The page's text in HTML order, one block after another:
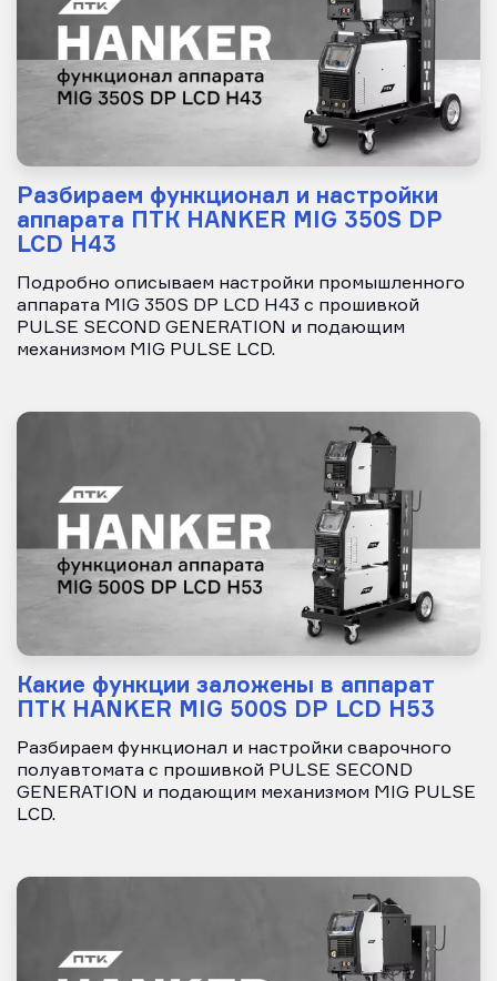
Разбираем функционал и настройки
аппарата ПТК HANKER MIG 350S DP
LCD H43
Подробно описываем настройки промышленного
аппарата MIG 350S DP LCD H43 с прошивкой
PULSE SECOND GENERATION и подающим
механизмом MIG PULSE LCD.
Какие функции заложены в аппарат
ПТК HANKER MIG 500S DP LCD H53
Разбираем функционал и настройки сварочного
полуавтомата с прошивкой PULSE SECOND
GENERATION и подающим механизмом MIG PULSE
LCD.